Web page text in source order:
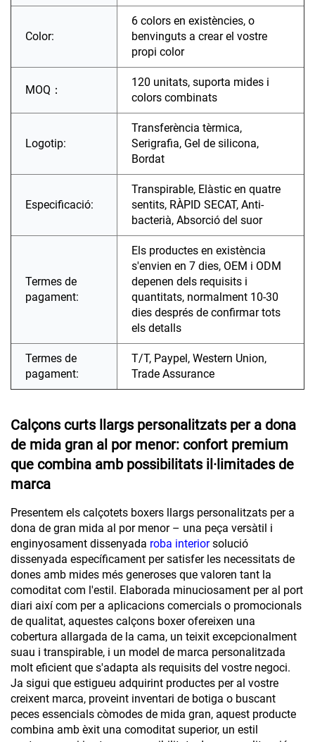
Color:
6 colors en existències, o
benvinguts a crear el vostre
propi color
MOQ：
120 unitats, suporta mides i
colors combinats
Logotip:
Transferència tèrmica,
Serigrafia, Gel de silicona,
Bordat
Especificació:
Transpirable, Elàstic en quatre
sentits, RÀPID SECAT, Anti-
bacterià, Absorció del suor
Termes de
pagament:
Els productes en existència
s'envien en 7 dies, OEM i ODM
depenen dels requisits i
quantitats, normalment 10-30
dies després de confirmar tots
els detalls
Termes de
pagament:
T/T, Paypel, Western Union,
Trade Assurance
Calçons curts llargs personalitzats per a dona
de mida gran al por menor: confort premium
que combina amb possibilitats il·limitades de
marca
Presentem els calçotets boxers llargs personalitzats per a
dona de gran mida al por menor – una peça versàtil i
enginyosament dissenyada roba interiorsolució
dissenyada específicament per satisfer les necessitats de
dones amb mides més generoses que valoren tant la
comoditat com l'estil. Elaborada minuciosament per al port
diari així com per a aplicacions comercials o promocionals
de qualitat, aquestes calçons boxer ofereixen una
cobertura allargada de la cama, un teixit excepcionalment
suau i transpirable, i un model de marca personalitzada
molt eficient que s'adapta als requisits del vostre negoci.
Ja sigui que estigueu adquirint productes per al vostre
creixent marca, proveint inventari de botiga o buscant
peces essencials còmodes de mida gran, aquest producte
combina amb èxit una comoditat superior, un estil